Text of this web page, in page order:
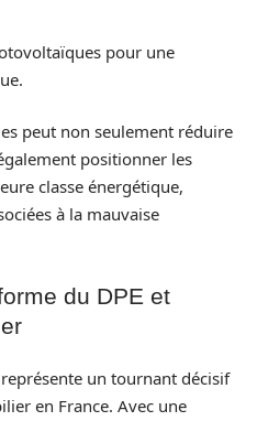
pour une
peut non seulement réduire
positionner les
classe énergétique,
à la mauvaise
du DPE et
un tournant décisif
en France. Avec une